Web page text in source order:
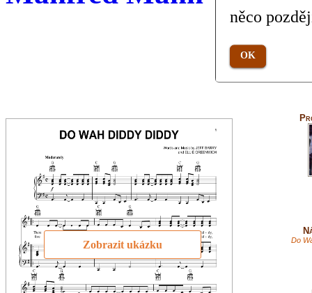
Zobrazit ukázku Do
něco
OK